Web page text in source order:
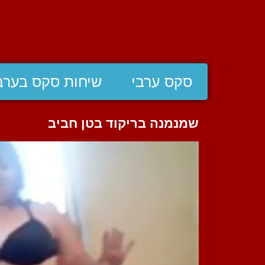
סקס ערבי שיחות סקס
שמנמנה בריקוד בטן חביב